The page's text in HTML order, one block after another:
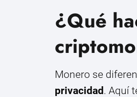
¿Qué
Monero se
privacidad . Aquí